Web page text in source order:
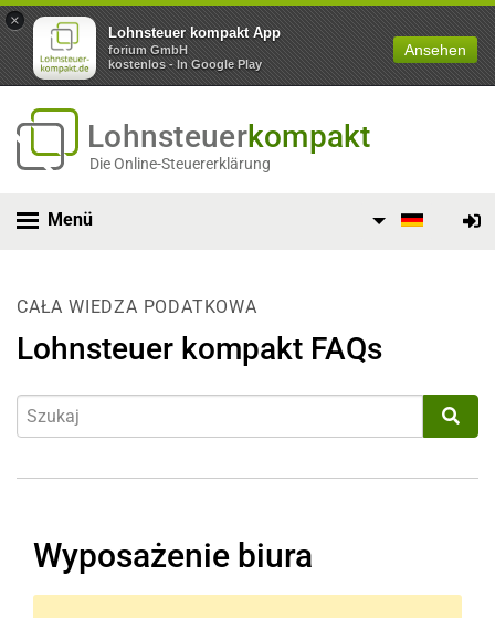
×
Lohnsteuer kompakt App
forium GmbH
kostenlos - In Google Play
Ansehen
Lohnsteuerkompakt
Die Online-Steuererklärung
Menü
CAŁA WIEDZA PODATKOWA
Lohnsteuer kompakt FAQs
Wyposażenie biura